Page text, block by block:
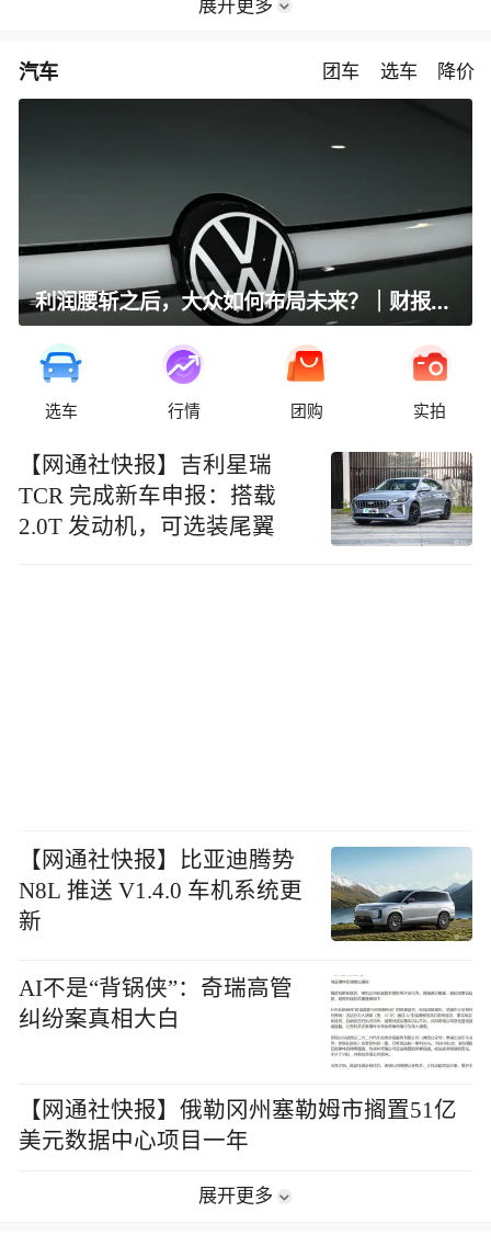
展开更多
汽车 团车 选车 降价
利润腰斩之后，大众如何布局未来？｜财报全视角
选车 行情 团购 实拍
【网通社快报】吉利星瑞
TCR 完成新车申报：搭载
2.0T 发动机，可选装尾翼
【网通社快报】比亚迪腾势
N8L 推送 V1.4.0 车机系统更
新
AI不是“背锅侠”：奇瑞高管
纠纷案真相大白
【网通社快报】俄勒冈州塞勒姆市搁置51亿
美元数据中心项目一年
展开更多